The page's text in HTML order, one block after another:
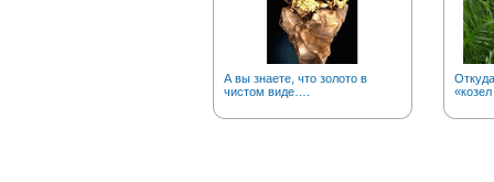
А вы знаете, что золото в
чистом виде….